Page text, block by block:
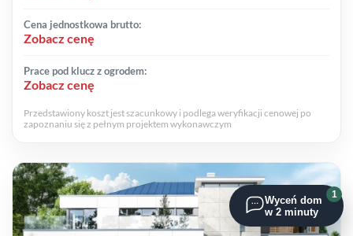
Cena jednostkowa brutto:
Zobacz cenę
Prace pod klucz z ogrodem:
Zobacz cenę
Przedstawiony koszt jest szacunkowy i podlega weryfikacji cenowej po
zapoznaniu się z pełnym projektem wykonawczym
1
Wyceń dom
w 2 minuty